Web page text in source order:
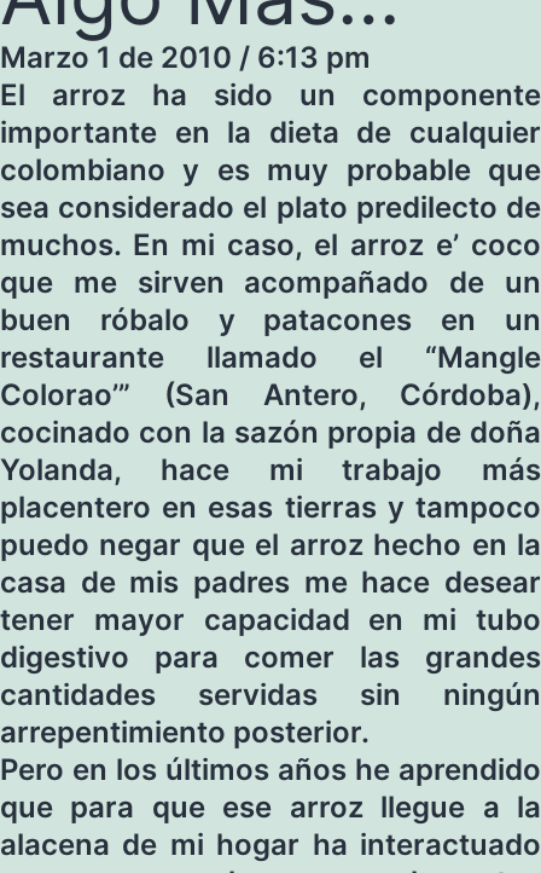
Marzo 1 de 2010 / 6:13 pm
El arroz ha sido un componente
importante en la dieta de cualquier
colombiano y es muy probable que
sea considerado el plato predilecto de
muchos. En mi caso, el arroz e’ coco
que me sirven acompañado de un
buen róbalo y patacones en un
restaurante llamado el “Mangle
Colorao’” (San Antero, Córdoba),
cocinado con la sazón propia de doña
Yolanda, hace mi trabajo más
placentero en esas tierras y tampoco
puedo negar que el arroz hecho en la
casa de mis padres me hace desear
tener mayor capacidad en mi tubo
digestivo para comer las grandes
cantidades servidas sin ningún
arrepentimiento posterior.
Pero en los últimos años he aprendido
que para que ese arroz llegue a la
alacena de mi hogar ha interactuado